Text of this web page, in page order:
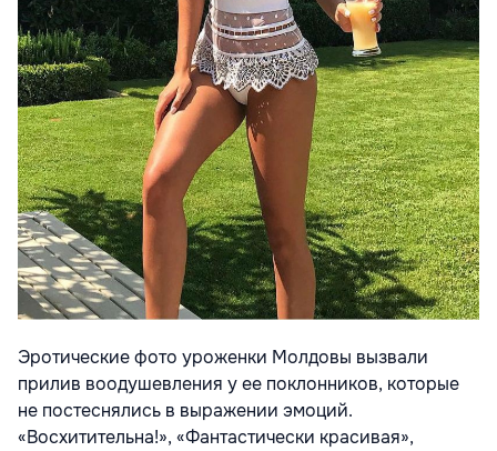
Эротические фото уроженки Молдовы вызвали
прилив воодушевления у ее поклонников, которые
не постеснялись в выражении эмоций.
«Восхитительна!», «Фантастически красивая»,